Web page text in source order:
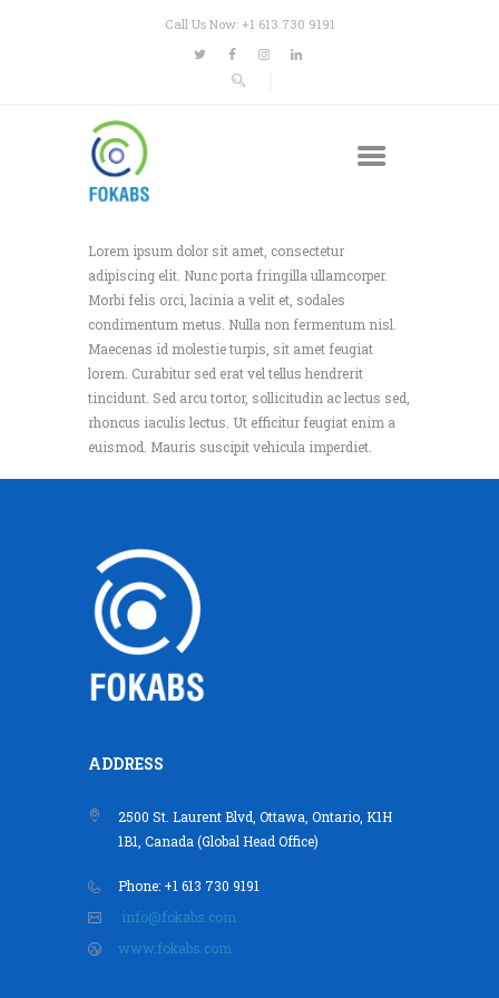
Call Us Now: +1 613 730 9191
Lorem ipsum dolor sit amet, consectetur
adipiscing elit. Nunc porta fringilla ullamcorper.
Morbi felis orci, lacinia a velit et, sodales
condimentum metus. Nulla non fermentum nisl.
Maecenas id molestie turpis, sit amet feugiat
lorem. Curabitur sed erat vel tellus hendrerit
tincidunt. Sed arcu tortor, sollicitudin ac lectus sed,
rhoncus iaculis lectus. Ut efficitur feugiat enim a
euismod. Mauris suscipit vehicula imperdiet.
ADDRESS
2500 St. Laurent Blvd, Ottawa, Ontario, K1H
1B1, Canada (Global Head Office)
Phone: +1 613 730 9191
info@fokabs.com
www.fokabs.com